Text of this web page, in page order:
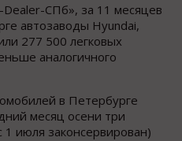
СПб», за 11 месяцев
автозаводы Hyundai,
277 500 легковых
аналогичного
в Петербурге
месяц осени три
1 июля законсервирован)